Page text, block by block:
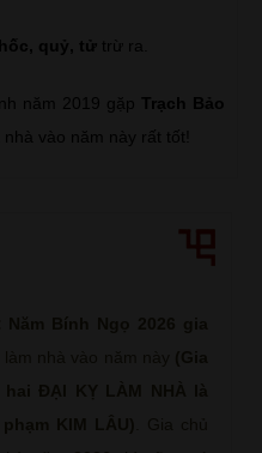
quỷ, tử trừ ra.
năm 2019 gặp Trạch Bảo
vào năm này rất tốt!